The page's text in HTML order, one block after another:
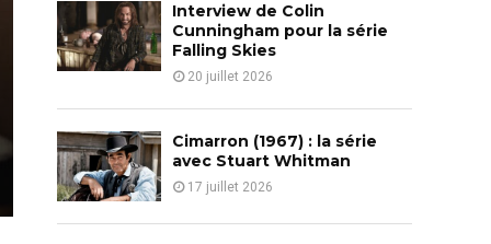
Interview de Colin
Cunningham pour la série
Falling Skies
20 juillet 2026
Cimarron (1967) : la série
avec Stuart Whitman
17 juillet 2026